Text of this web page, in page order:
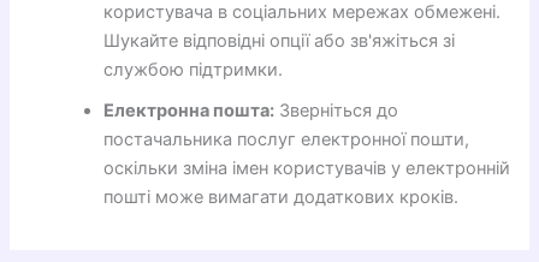
користувача в соціальних мережах обмежені.
Шукайте відповідні опції або зв'яжіться зі
службою підтримки.
Електронна пошта: Зверніться до
постачальника послуг електронної пошти,
оскільки зміна імен користувачів у електронній
пошті може вимагати додаткових кроків.